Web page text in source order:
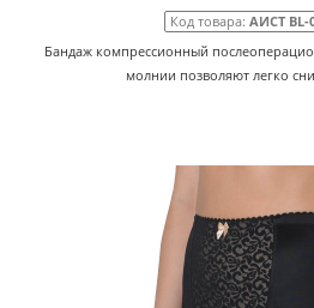
Код товара: АИСТ BL-
Бандаж компрессионный
молнии позволяют легко